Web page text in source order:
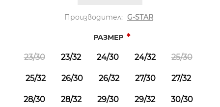
Производител: G-STAR
РАЗМЕР *
23/30 23/32 24/30 24/32 25/30
25/32 26/30 26/32 27/30 27/32
28/30 28/32 29/30 29/32 30/30